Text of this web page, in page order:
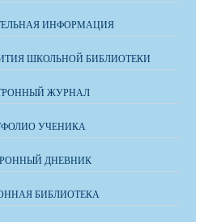
ИНФОРМАЦИЯ
ШКОЛЬНОЙ БИБЛИОТЕКИ
ЖУРНАЛ
УЧЕНИКА
ДНЕВНИК
БИБЛИОТЕКА